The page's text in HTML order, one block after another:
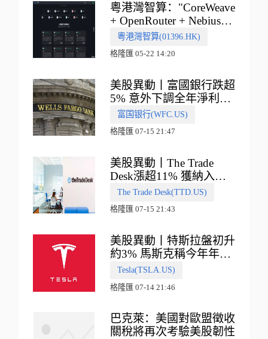
粵港灣智算："CoreWeave
+ OpenRouter + Nebius"
多向融合的中國智算新範
式
粵港灣智算(01396.HK)
格隆匯 05-22 14:20
美股異動丨富國銀行跌超
5% 意外下調全年淨利息
收入指引
富国银行(WFC.US)
格隆匯 07-15 21:47
美股異動丨The Trade
Desk漲超11% 獲納入標
普500指數
The Trade Desk(TTD.US)
格隆匯 07-15 21:43
美股異動丨特斯拉盤初升
約3% 馬斯克稱今年年底
會有‘史詩級震撼’的演示
Tesla(TSLA.US)
格隆匯 07-14 21:46
巴克萊：美國對歐盟徵收
關稅將再次考驗美股韌性